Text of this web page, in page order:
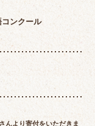
ンクール
んより寄付をいただきま